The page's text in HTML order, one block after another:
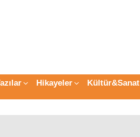
Hikayeler Kültür&Sanat